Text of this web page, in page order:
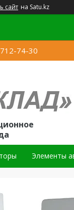
сайт на Satu.kz
74-30
Элементы